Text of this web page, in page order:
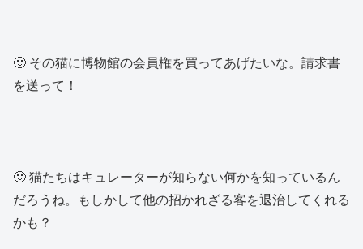
🙂 その猫に博物館の会員権を買ってあげたいな。請求書
を送って！
🙂 猫たちはキュレーターが知らない何かを知っているん
だろうね。もしかして他の招かれざる客を退治してくれる
かも？